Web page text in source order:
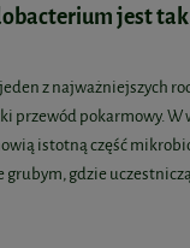
jest
z najważniejszych
przewód pokarmowy. W
istotną część
gdzie